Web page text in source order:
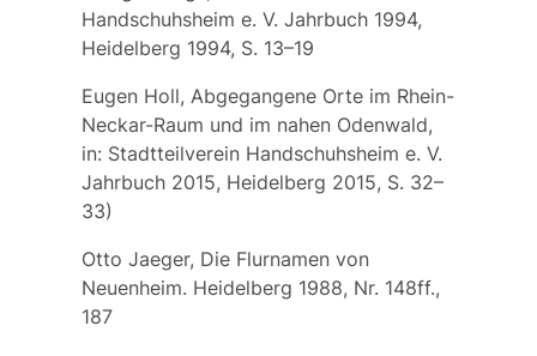
Handschuhsheim e. V. Jahrbuch 1994,
Heidelberg 1994, S. 13–19
Eugen Holl, Abgegangene Orte im Rhein-
Neckar-Raum und im nahen Odenwald,
in: Stadtteilverein Handschuhsheim e. V.
Jahrbuch 2015, Heidelberg 2015, S. 32–
33)
Otto Jaeger, Die Flurnamen von
Neuenheim. Heidelberg 1988, Nr. 148ff.,
187